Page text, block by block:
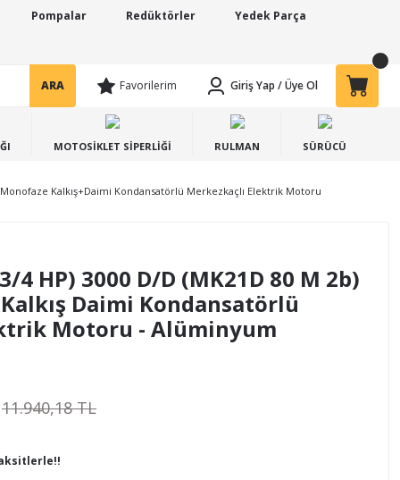
Pompalar Redüktörler Yedek Parça
ARA Favorilerim Giriş Yap /Üye Ol
MOTOSİKLET SİPERLİĞİ RULMAN SÜRÜCÜ
Kalkış+Daimi Kondansatörlü Merkezkaçlı Elektrik Motoru
4 HP) 3000 D/D (MK21D 80 M 2b)
Daimi Kondansatörlü
Motoru - Alüminyum
11.940,18 TL